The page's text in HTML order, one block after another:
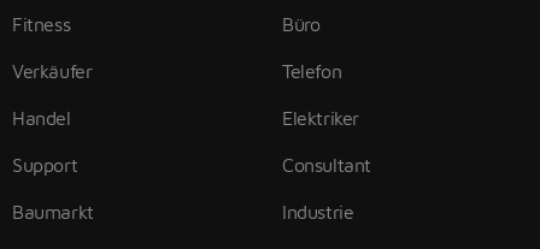
Fitness
Verkäufer
Handel
Support
Baumarkt
Büro
Telefon
Elektriker
Consultant
Industrie